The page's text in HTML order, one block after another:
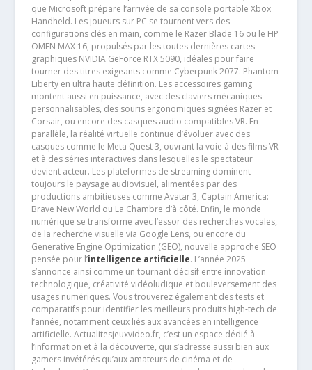
que Microsoft prépare l’arrivée de sa console portable Xbox
Handheld. Les joueurs sur PC se tournent vers des
configurations clés en main, comme le Razer Blade 16 ou le HP
OMEN MAX 16, propulsés par les toutes dernières cartes
graphiques NVIDIA GeForce RTX 5090, idéales pour faire
tourner des titres exigeants comme Cyberpunk 2077: Phantom
Liberty en ultra haute définition. Les accessoires gaming
montent aussi en puissance, avec des claviers mécaniques
personnalisables, des souris ergonomiques signées Razer et
Corsair, ou encore des casques audio compatibles VR. En
parallèle, la réalité virtuelle continue d’évoluer avec des
casques comme le Meta Quest 3, ouvrant la voie à des films VR
et à des séries interactives dans lesquelles le spectateur
devient acteur. Les plateformes de streaming dominent
toujours le paysage audiovisuel, alimentées par des
productions ambitieuses comme Avatar 3, Captain America:
Brave New World ou La Chambre d’à côté. Enfin, le monde
numérique se transforme avec l’essor des recherches vocales,
de la recherche visuelle via Google Lens, ou encore du
Generative Engine Optimization (GEO), nouvelle approche SEO
pensée pour l’intelligence artificielle. L’année 2025
s’annonce ainsi comme un tournant décisif entre innovation
technologique, créativité vidéoludique et bouleversement des
usages numériques. Vous trouverez également des tests et
comparatifs pour identifier les meilleurs produits high-tech de
l’année, notamment ceux liés aux avancées en intelligence
artificielle. Actualitesjeuxvideo.fr, c’est un espace dédié à
l’information et à la découverte, qui s’adresse aussi bien aux
gamers invétérés qu’aux amateurs de cinéma et de